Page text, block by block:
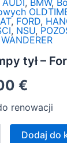
, FORD,
, NSU,
WANDERER
tył –
€
renowacji
Dodaj do